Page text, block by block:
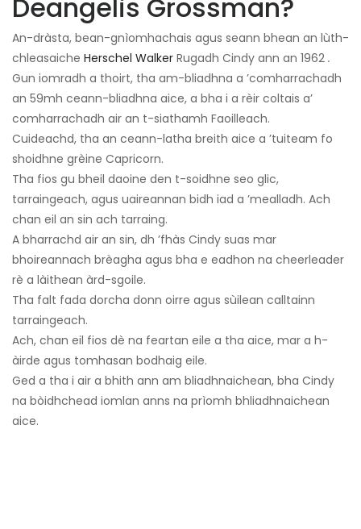
Deangelis Grossman?
An-dràsta, bean-gnìomhachais agus seann bhean an lùth-
chleasaiche Herschel Walker Rugadh Cindy ann an 1962 .
Gun iomradh a thoirt, tha am-bliadhna a ’comharrachadh
an 59mh ceann-bliadhna aice, a bha i a rèir coltais a’
comharrachadh air an t-siathamh Faoilleach.
Cuideachd, tha an ceann-latha breith aice a ’tuiteam fo
shoidhne grèine Capricorn.
Tha fios gu bheil daoine den t-soidhne seo glic,
tarraingeach, agus uaireannan bidh iad a ’mealladh. Ach
chan eil an sin ach tarraing.
A bharrachd air an sin, dh ’fhàs Cindy suas mar
bhoireannach brèagha agus bha e eadhon na cheerleader
rè a làithean àrd-sgoile.
Tha falt fada dorcha donn oirre agus sùilean calltainn
tarraingeach.
Ach, chan eil fios dè na feartan eile a tha aice, mar a h-
àirde agus tomhasan bodhaig eile.
Ged a tha i air a bhith ann am bliadhnaichean, bha Cindy
na bòidhchead iomlan anns na prìomh bhliadhnaichean
aice.